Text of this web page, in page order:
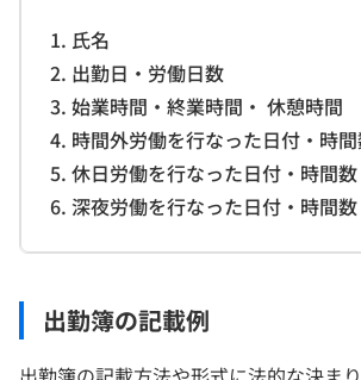
1. 氏名
2. 出勤日・労働日数
3. 始業時間・終業時間・ 休憩時間
4. 時間外労働を行なった日付・時
5. 休日労働を行なった日付・時間数
6. 深夜労働を行なった日付・時間数
出勤簿の記載例